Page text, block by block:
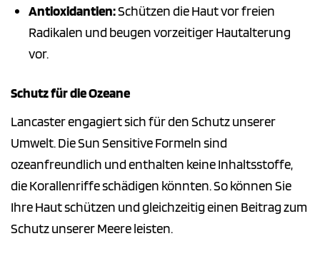
Antioxidantien:Schützen die Haut vor freien
Radikalen und beugen vorzeitiger Hautalterung
vor.
Schutz für die Ozeane
Lancaster engagiert sich für den Schutz unserer
Umwelt. Die Sun Sensitive Formeln sind
ozeanfreundlich und enthalten keine Inhaltsstoffe,
die Korallenriffe schädigen könnten. So können Sie
Ihre Haut schützen und gleichzeitig einen Beitrag zum
Schutz unserer Meere leisten.